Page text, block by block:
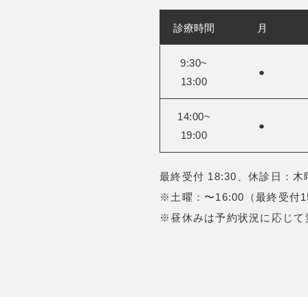
診療時間 月
9:30~
13:00
●
14:00~
19:00
●
最終受付 18:30、休診日：木
※土曜：〜16:00（最終受付
※昼休みは予約状況に応じて